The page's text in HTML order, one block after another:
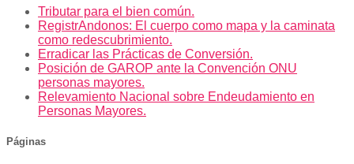
Tributar para el bien común.
RegistrAndonos: El cuerpo como mapa y la caminata
como redescubrimiento.
Erradicar las Prácticas de Conversión.
Posición de GAROP ante la Convención ONU
personas mayores.
Relevamiento Nacional sobre Endeudamiento en
Personas Mayores.
Páginas